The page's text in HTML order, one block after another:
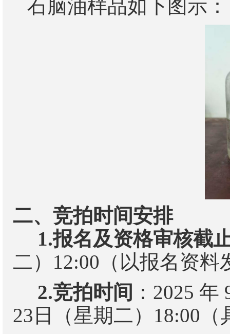
石脑油样品如下图示：
二、竞拍时间安排
1.报名及资格审核截
二） 12:00 （以报名资
2.竞拍时间 ： 2025 年
23 日（星期二） 18:00